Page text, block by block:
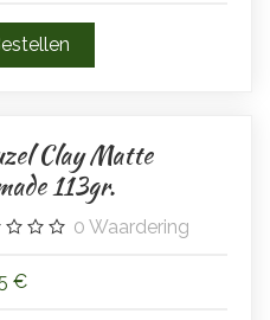
Clay Matte
113gr.
0 Waardering
€